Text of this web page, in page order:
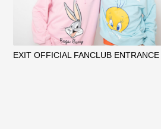
EXIT OFFICIAL FANCLUB ENTRANCE